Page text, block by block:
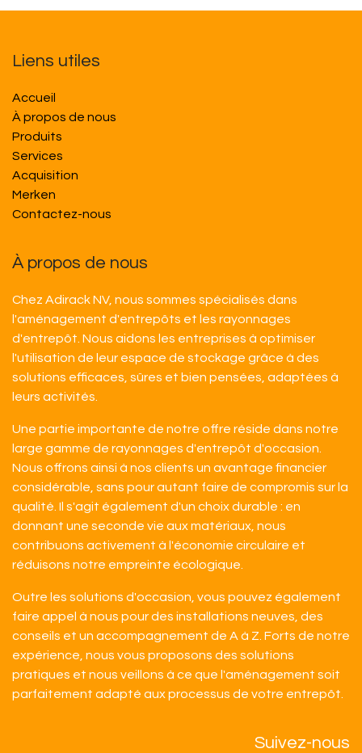
Liens utiles
Accueil
À propos de nous
Produits
Services
Acquisition
M​​erken
Contactez-nous
À propos de nous
Chez Adirack NV, nous sommes spécialisés dans
l'aménagement d'entrepôts et les rayonnages
d'entrepôt. Nous aidons les entreprises à optimiser
l'utilisation de leur espace de stockage grâce à des
solutions efficaces, sûres et bien pensées, adaptées à
leurs activités.
Une partie importante de notre offre réside dans notre
large gamme de rayonnages d'entrepôt d'occasion.
Nous offrons ainsi à nos clients un avantage financier
considérable, sans pour autant faire de compromis sur la
qualité. Il s'agit également d'un choix durable : en
donnant une seconde vie aux matériaux, nous
contribuons activement à l'économie circulaire et
réduisons notre empreinte écologique.
Outre les solutions d'occasion, vous pouvez également
faire appel à nous pour des installations neuves, des
conseils et un accompagnement de A à Z. Forts de notre
expérience, nous vous proposons des solutions
pratiques et nous veillons à ce que l'aménagement soit
parfaitement adapté aux processus de votre entrepôt.​
Suivez-nous